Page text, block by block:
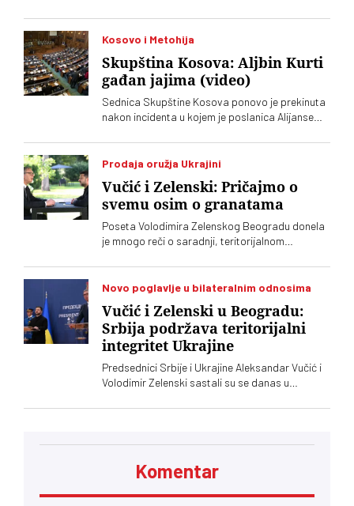
se od njih
Kosovo i Metohija
Skupština Kosova: Aljbin Kurti
gađan jajima (video)
Sednica Skupštine Kosova ponovo je prekinuta
nakon incidenta u kojem je poslanica Alijanse
premijera Aljbina Kurtija
Prodaja oružja Ukrajini
Vučić i Zelenski: Pričajmo o
svemu osim o granatama
Poseta Volodimira Zelenskog Beogradu donela
je mnogo reči o saradnji, teritorijalnom
ostala gotovo netaknuta – srpsko oružje koje
preko posrednika stiže u Ukrajinu. Vučić i
iako je jasno da obojica znaju o čemu je reč
Novo poglavlje u bilateralnim odnosima
Vučić i Zelenski u Beogradu:
Srbija podržava teritorijalni
integritet Ukrajine
Predsednici Srbije i Ukrajine Aleksandar Vučić i
Volodimir Zelenski sastali su se danas u
odnosima, trgovini, energetici, infrastrukturi i
podržava teritorijalni integritet Ukrajine
Komentar